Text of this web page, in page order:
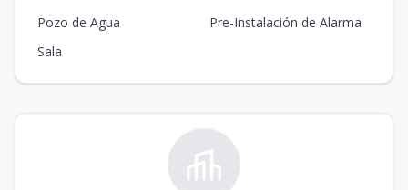
Pozo de Agua
Pre-Instalación de Alarma
Sala